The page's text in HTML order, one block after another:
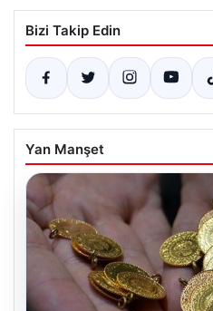
Bizi Takip Edin
Yan Manşet